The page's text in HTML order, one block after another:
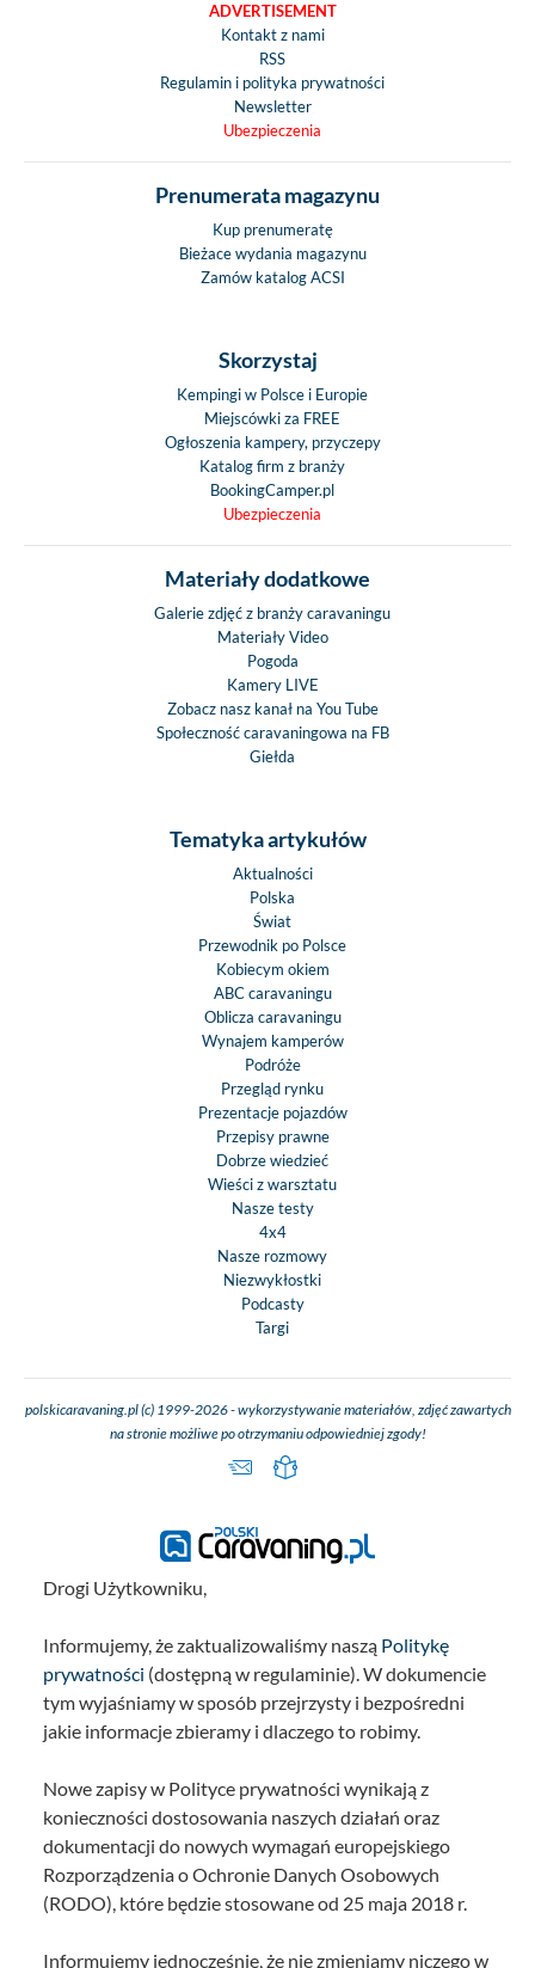
ADVERTISEMENT
Kontakt z nami
RSS
Regulamin i polityka prywatności
Newsletter
Ubezpieczenia
Prenumerata magazynu
Kup prenumeratę
Bieżace wydania magazynu
Zamów katalog ACSI
Skorzystaj
Kempingi w Polsce i Europie
Miejscówki za FREE
Ogłoszenia kampery, przyczepy
Katalog firm z branży
BookingCamper.pl
Ubezpieczenia
Materiały dodatkowe
Galerie zdjęć z branży caravaningu
Materiały Video
Pogoda
Kamery LIVE
Zobacz nasz kanał na You Tube
Społeczność caravaningowa na FB
Giełda
Tematyka artykułów
Aktualności
Polska
Świat
Przewodnik po Polsce
Kobiecym okiem
ABC caravaningu
Oblicza caravaningu
Wynajem kamperów
Podróże
Przegląd rynku
Prezentacje pojazdów
Przepisy prawne
Dobrze wiedzieć
Wieści z warsztatu
Nasze testy
4x4
Nasze rozmowy
Niezwykłostki
Podcasty
Targi
polskicaravaning.pl (c) 1999-2026 - wykorzystywanie materiałów, zdjęć zawartych
na stronie możliwe po otrzymaniu odpowiedniej zgody!
Drogi Użytkowniku,
Informujemy, że zaktualizowaliśmy naszą Politykę
prywatności (dostępną w regulaminie). W dokumencie
tym wyjaśniamy w sposób przejrzysty i bezpośredni
jakie informacje zbieramy i dlaczego to robimy.
Nowe zapisy w Polityce prywatności wynikają z
konieczności dostosowania naszych działań oraz
dokumentacji do nowych wymagań europejskiego
Rozporządzenia o Ochronie Danych Osobowych
(RODO), które będzie stosowane od 25 maja 2018 r.
Informujemy jednocześnie, że nie zmieniamy niczego w